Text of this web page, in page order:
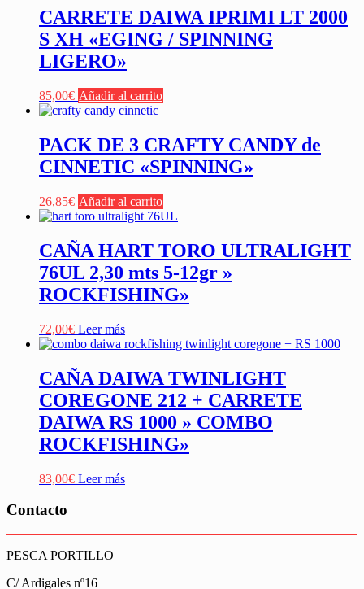
CARRETE DAIWA IPRIMI LT 2000
S XH «EGING / SPINNING
LIGERO»
85,00€ Añadir al carrito
PACK DE 3 CRAFTY CANDY de
CINNETIC «SPINNING»
26,85€ Añadir al carrito
CAÑA HART TORO ULTRALIGHT
76UL 2,30 mts 5-12gr »
ROCKFISHING»
72,00€ Leer más
CAÑA DAIWA TWINLIGHT
COREGONE 212 + CARRETE
DAIWA RS 1000 » COMBO
ROCKFISHING»
83,00€ Leer más
Contacto
PESCA PORTILLO
C/ Ardigales nº16